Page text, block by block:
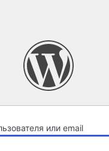
или email